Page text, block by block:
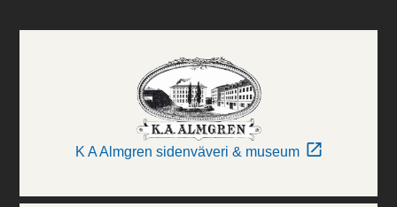
K A Almgren sidenväveri & museum